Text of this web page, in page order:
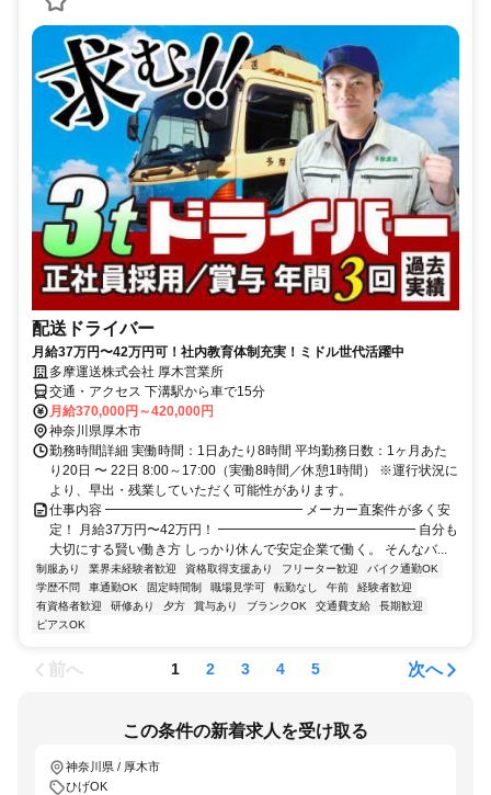
配送ドライバー
月給37万円〜42万円可！社内教育体制充実！ミドル世代活躍中
多摩運送株式会社 厚木営業所
交通・アクセス 下溝駅から車で15分
月給370,000円～420,000円
神奈川県厚木市
勤務時間詳細 実働時間：1日あたり8時間 平均勤務日数：1ヶ月あた
り20日 〜 22日 8:00～17:00（実働8時間／休憩1時間） ※運行状況に
より、早出・残業していただく可能性があります。
仕事内容 ━━━━━━━━━━━━━━━ メーカー直案件が多く安
定！ 月給37万円〜42万円！ ━━━━━━━━━━━━━━━ 自分も
大切にする賢い働き方 しっかり休んで安定企業で働く。 そんなバ...
制服あり 業界未経験者歓迎 資格取得支援あり フリーター歓迎
バイク通勤OK
学歴不問
車通勤OK 固定時間制 職場見学可 転勤なし 午前
経験者歓迎
有資格者歓迎
研修あり 夕方 賞与あり ブランクOK 交通費支給
長期歓迎
ピアスOK
前へ 1 2 3 4 5 次へ
この条件の新着求人を受け取る
神奈川県 / 厚木市
ひげOK